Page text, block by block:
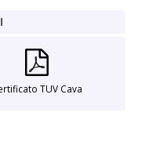
TUV Cava